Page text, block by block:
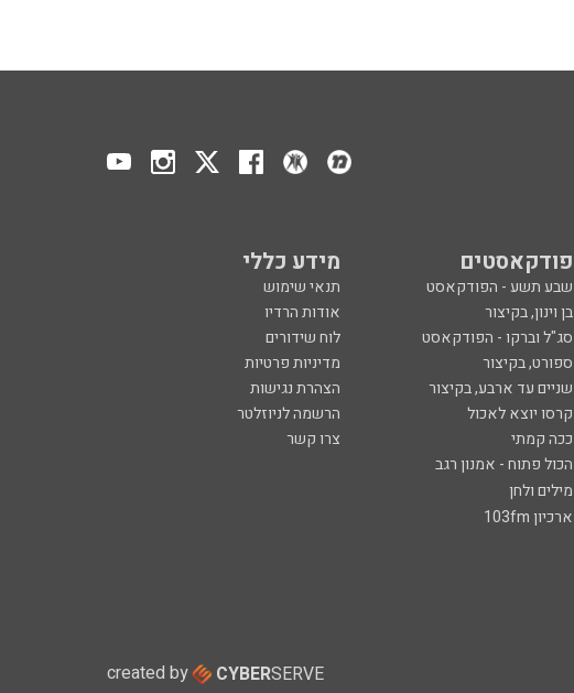
פודקאסטים מידע כללי
שבע תשע - הפודקאסט
תנאי שימוש
בן וינון, בקיצור
אודות הרדיו
סג"ל וברקו - הפודקאסט
לוח שידורים
ספורט, בקיצור
מדיניות פרטיות
שניים עד ארבע, בקיצור
הצהרת נגישות
קרסו יוצא לאכול
הרשמה לניוזלטר
ככה קמתי
צרו קשר
הכול פתוח - אמנון רגב
מילים ולחן
ארכיון 103fm
created by CYBERSERVE